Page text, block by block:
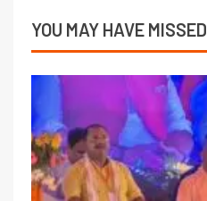
YOU MAY HAVE MISSED